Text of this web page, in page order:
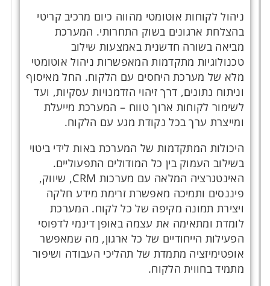
ניהול לקוחות אוטומטי מהווה כיום מרכיב קריטי
בהצלחת ארגונים בשוק התחרותי. המערכת
מביאה בשורה חדשנית באמצעות שילוב
טכנולוגיות מתקדמות המאפשרות ניהול אוטומטי
מלא של מערכת היחסים עם הלקוח. החל מאיסוף
וניתוח נתונים, דרך זיהוי הזדמנויות עסקיות, ועד
לשימור לקוחות ארוך טווח – המערכת מייעלת
ומייצרת ערך בכל נקודת מגע עם הלקוח.
היכולות המתקדמות של המערכת באות לידי ביטוי
בשילוב העמוק בין כל המודולים התפעוליים.
האינטגרציה המלאה עם מערכות CRM, שיווק,
פיננסים ותמיכה מאפשרת זרימת מידע חלקה
ויצירת תמונה מקיפה של כל לקוח. המערכת
לומדת ומתאימה את עצמה באופן דינמי לדפוסי
הפעילות הייחודיים של כל ארגון, מה שמאפשר
אופטימיזציה מתמדת של תהליכי העבודה ושיפור
מתמיד בחווית הלקוח.